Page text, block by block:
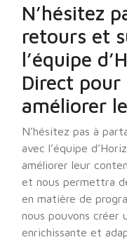
N’hésitez
retours et
l’équipe
Direct pour
améliorer
N’hésitez pas à
avec l’équipe
améliorer leur
et nous permettra
en matière de
nous pouvons créer
enrichissante et